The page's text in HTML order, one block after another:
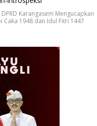
Karangasem Mengucapkan
Caka 1948 dan Idul Fitri 1447